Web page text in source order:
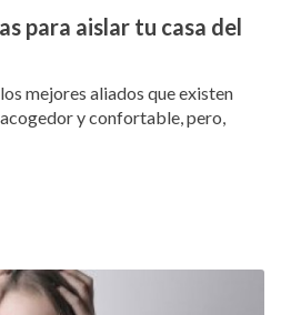
para aislar tu casa del
mejores aliados que existen
y confortable, pero,